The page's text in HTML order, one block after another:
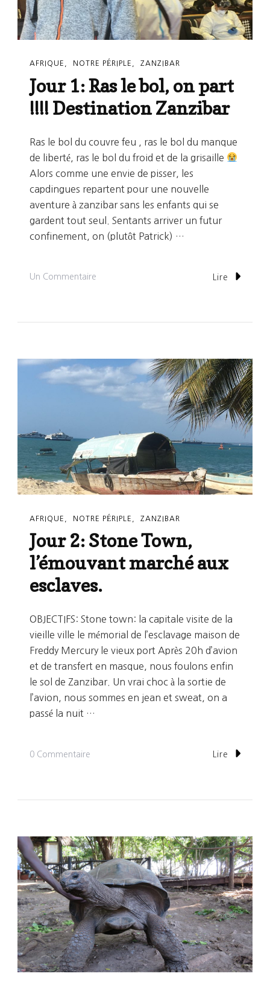
AFRIQUE NOTRE PÉRIPLE ZANZIBAR
Jour 1: Ras le bol, on part
!!!! Destination Zanzibar
Ras le bol du couvre feu , ras le bol du manque
de liberté, ras le bol du froid et de la grisaille
Alors comme une envie de pisser, les
capdingues repartent pour une nouvelle
aventure à zanzibar sans les enfants qui se
gardent tout seul. Sentants arriver un futur
confinement, on (plutôt Patrick) …
Un Commentaire
Bol,
On
Destination
Zanzibar
Lire
AFRIQUE NOTRE PÉRIPLE ZANZIBAR
Jour 2: Stone Town,
l’émouvant marché aux
esclaves.
OBJECTIFS: Stone town: la capitale visite de la
vieille ville le mémorial de l’esclavage maison de
Freddy Mercury le vieux port Après 20h d’avion
et de transfert en masque, nous foulons enfin
le sol de Zanzibar. Un vrai choc à la sortie de
l’avion, nous sommes en jean et sweat, on a
passé la nuit …
0 Commentaire
L’émouvant
Marché
Aux
Esclaves.
Lire